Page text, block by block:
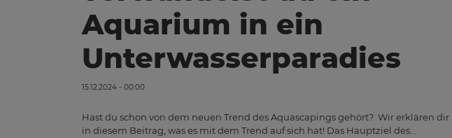
Aquarium in ein
Unterwasserparadies
15.12.2024 - 00:00
Hast du schon von dem neuen Trend des Aquascapings gehört? Wir erklären dir
in diesem Beitrag, was es mit dem Trend auf sich hat! Das Hauptziel des…